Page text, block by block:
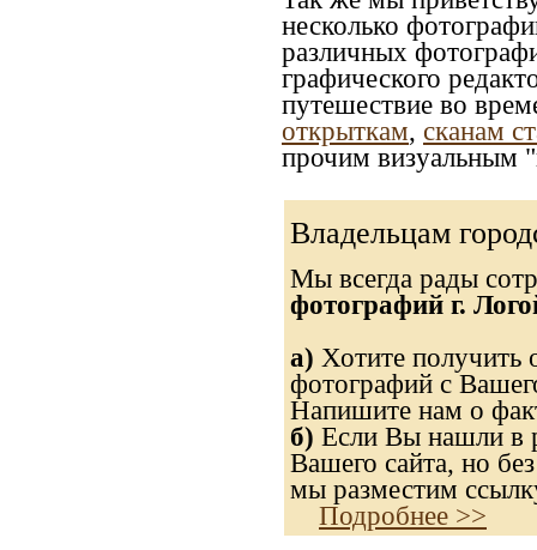
несколько
различных
графического
путешествие во
открыткам, сканам
прочим визуальным
Владельцам
Мы всегда рады
фотографий г.
а) Хотите получить
фотографий с
Напишите нам о
б) Если Вы нашли в
Вашего сайта, но
мы разместим
Подробнее >>